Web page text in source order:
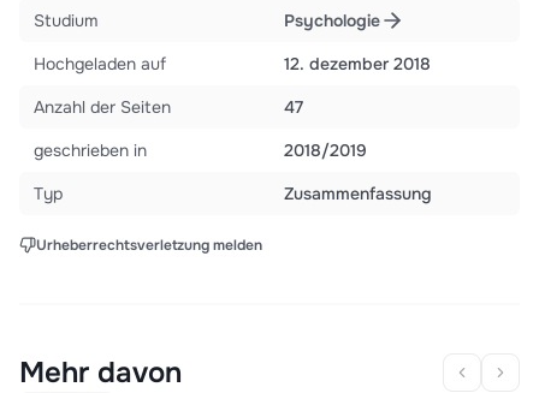
Studium
Psychologie
Hochgeladen auf
12. dezember 2018
Anzahl der Seiten
47
geschrieben in
2018/2019
Typ
Zusammenfassung
Urheberrechtsverletzung melden
Mehr davon